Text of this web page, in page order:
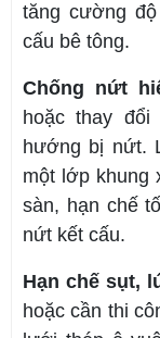
tăng cường
cấu bê tông.
Chống nứt
hoặc thay
hướng bị nứt.
một lớp khung
sàn, hạn chế
nứt kết cấu.
Hạn chế sụt,
hoặc cần thi